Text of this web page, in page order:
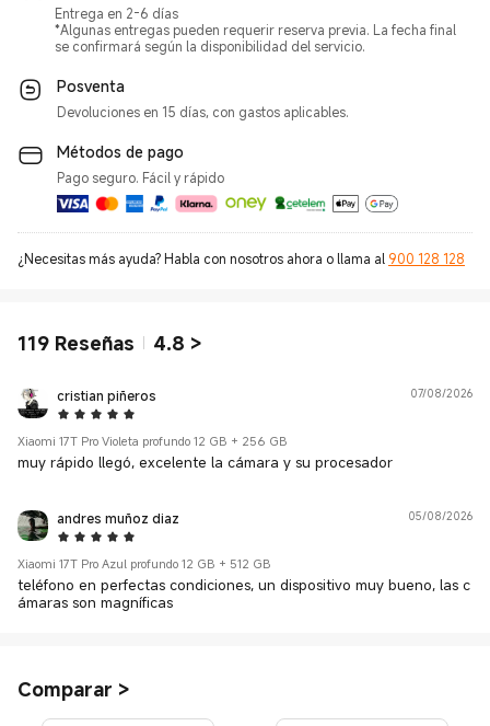
Entrega en 2-6 días
*Algunas entregas pueden requerir reserva previa. La fecha final
se confirmará según la disponibilidad del servicio.
Posventa
Devoluciones en 15 días, con gastos aplicables.
Métodos de pago
Pago seguro. Fácil y rápido
¿Necesitas más ayuda? Habla con nosotros ahora o llama al 900 128 128
119 Reseñas 4.8 >
cristian piñeros
5 Star
07/08/2026
Xiaomi 17T Pro Violeta profundo 12 GB + 256 GB
muy rápido llegó, excelente la cámara y su procesador
andres muñoz diaz
5 Star
05/08/2026
Xiaomi 17T Pro Azul profundo 12 GB + 512 GB
teléfono en perfectas condiciones, un dispositivo muy bueno, las c
ámaras son magníficas
Comparar >